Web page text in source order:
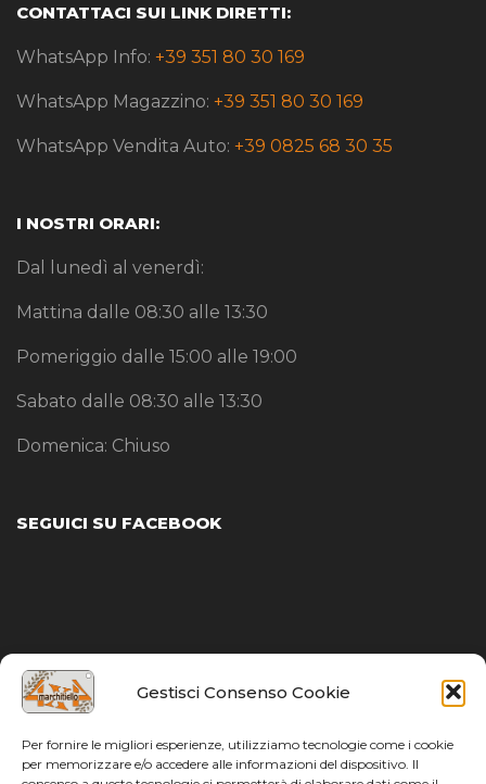
Gestisci Consenso Cookie
Per fornire le migliori esperienze, utilizziamo tecnologie come i cookie
per memorizzare e/o accedere alle informazioni del dispositivo. Il
CONTATTACI SUI LINK DIRETTI:
WhatsApp Info: +39 351 80 30 169
WhatsApp Magazzino: +39 351 80 30 169
WhatsApp Vendita Auto: +39 0825 68 30 35
I NOSTRI ORARI:
Dal lunedì al venerdì:
Mattina dalle 08:30 alle 13:30
Pomeriggio dalle 15:00 alle 19:00
Sabato dalle 08:30 alle 13:30
Domenica: Chiuso
SEGUICI SU FACEBOOK